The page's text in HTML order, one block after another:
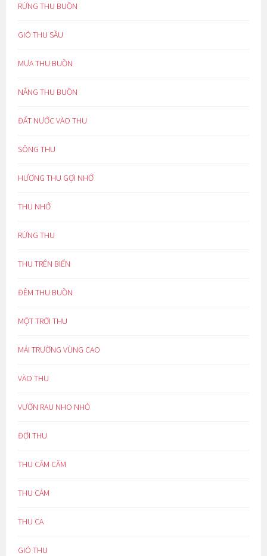
RỪNG THU BUỒN
GIÓ THU SẦU
MƯA THU BUỒN
NẮNG THU BUỒN
ĐẤT NƯỚC VÀO THU
SÔNG THU
HƯƠNG THU GỢI NHỚ
THU NHỚ
RỪNG THU
THU TRÊN BIỂN
ĐÊM THU BUỒN
MỘT TRỜI THU
MÁI TRƯỜNG VÙNG CAO
VÀO THU
VƯỜN RAU NHO NHỎ
ĐỢI THU
THU CĂM CĂM
THU CẢM
THU CA
GIÓ THU